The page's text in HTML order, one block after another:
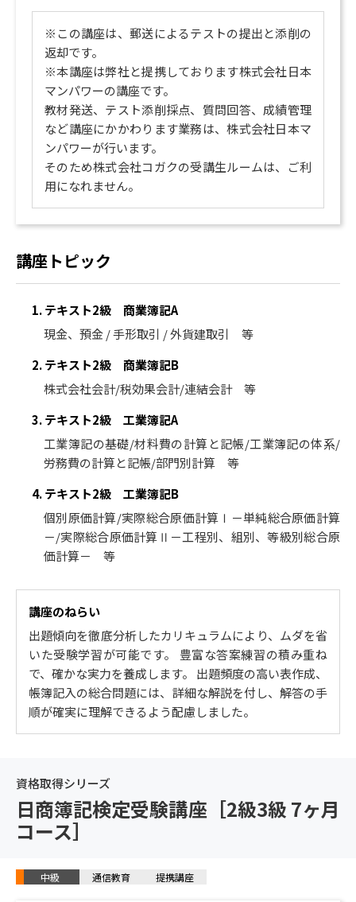
※この講座は、郵送によるテストの提出と添削の
返却です。
※本講座は弊社と提携しております株式会社日本
マンパワーの講座です。
教材発送、テスト添削採点、質問回答、成績管理
など講座にかかわります業務は、株式会社日本マ
ンパワーが行います。
そのため株式会社コガクの受講生ルームは、ご利
用になれません。
講座トピック
1. テキスト2級 商業簿記A
現金、預金 / 手形取引 / 外貨建取引 等
2. テキスト2級 商業簿記B
株式会社会計/税効果会計/連結会計 等
3. テキスト2級 工業簿記A
工業簿記の基礎/材料費の計算と記帳/工業簿記の体系/
労務費の計算と記帳/部門別計算 等
4. テキスト2級 工業簿記B
個別原価計算/実際総合原価計算Ⅰ－単純総合原価計算
－/実際総合原価計算Ⅱ－工程別、組別、等級別総合原
価計算－ 等
講座のねらい
出題傾向を徹底分析したカリキュラムにより、ムダを省
いた受験学習が可能です。 豊富な答案練習の積み重ね
で、確かな実力を養成します。 出題頻度の高い表作成、
帳簿記入の総合問題には、詳細な解説を付し、解答の手
順が確実に理解できるよう配慮しました。
資格取得シリーズ
日商簿記検定受験講座［2級3級 7ヶ月
コース］
中級 通信教育 提携講座